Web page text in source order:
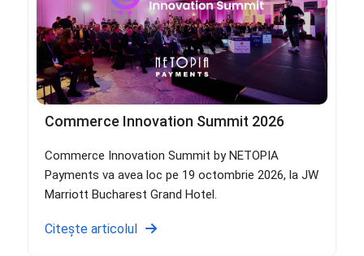
Commerce Innovation Summit 2026
Commerce Innovation Summit by NETOPIA
Payments va avea loc pe 19 octombrie 2026, la JW
Marriott Bucharest Grand Hotel.
Citește articolul